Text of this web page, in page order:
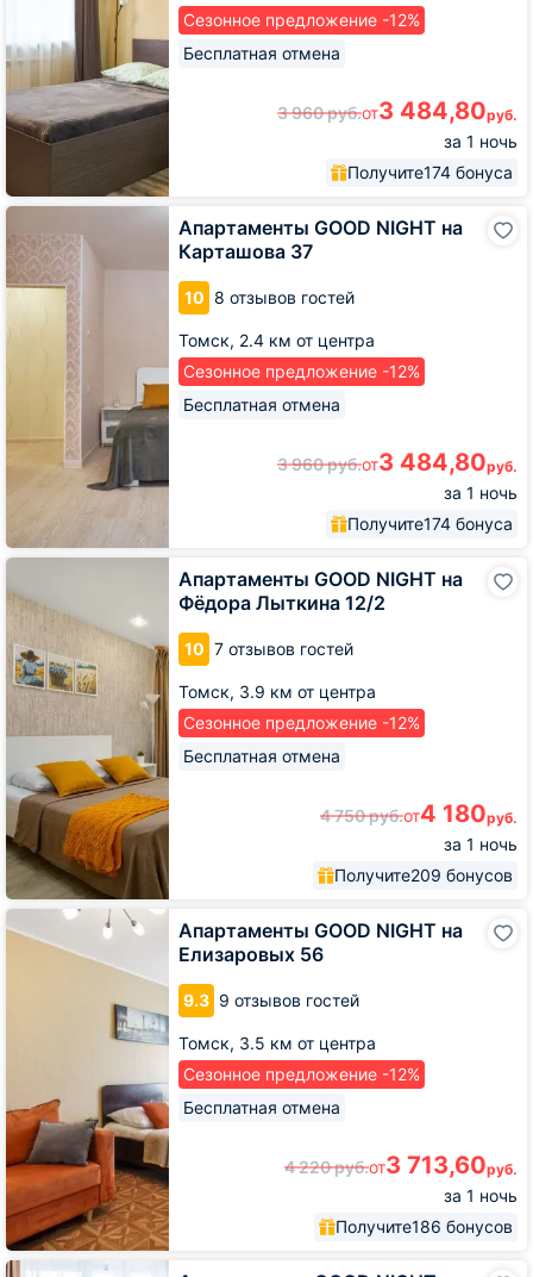
Сезонное предложение -12%
Бесплатная отмена
3 960руб.от3 484,80руб.
за 1 ночь
Получите174 бонуса
Апартаменты GOOD NIGHT на
Карташова 37
10 8 отзывов гостей
Томск, 2.4 км от центра
Сезонное предложение -12%
Бесплатная отмена
3 960руб.от3 484,80руб.
за 1 ночь
Получите174 бонуса
Апартаменты
GOOD
NIGHT
на
Карташова
Апартаменты GOOD NIGHT на
Фёдора Лыткина 12/2
10 7 отзывов гостей
Томск, 3.9 км от центра
Сезонное предложение -12%
Бесплатная отмена
4 750руб.от4 180руб.
за 1 ночь
Получите209 бонусов
Апартаменты
GOOD
NIGHT
Фёдора
Лыткина
12/2
Апартаменты GOOD NIGHT на
Елизаровых 56
9.3 9 отзывов гостей
Томск, 3.5 км от центра
Сезонное предложение -12%
Бесплатная отмена
4 220руб.от3 713,60руб.
за 1 ночь
Получите186 бонусов
Апартаменты
GOOD
Апартаменты